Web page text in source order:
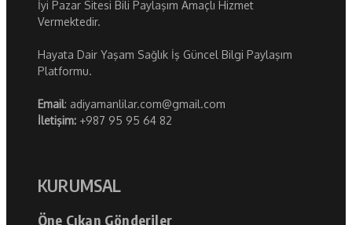
İyi Pazar Sitesi Bili Paylaşım Amaçlı Hizmet
Vermektedir.
Hayata Dair Yaşam Sağlık İş Güncel Bilgi Paylaşım
Platformu.
Email: adiyamanlilar.com@gmail.com
İletişim: +987 95 95 64 82
KURUMSAL
Öne Çıkan Gönderiler